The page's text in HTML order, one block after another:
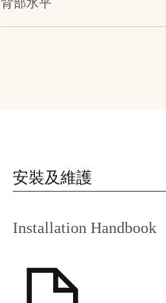
背部水平
安裝及維護
Installation Handbook